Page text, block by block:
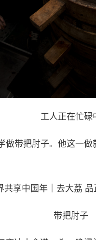
工人正在忙碌
带把肘子。他这一做
带把肘子